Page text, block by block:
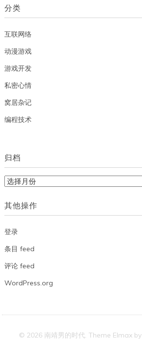
分类
互联网络
动漫游戏
游戏开发
私密心情
窝居杂记
编程技术
归档
归
其他操作
登录
条目 feed
评论 feed
WordPress.org
© 2026 南靖男的时代. Theme Elmax by